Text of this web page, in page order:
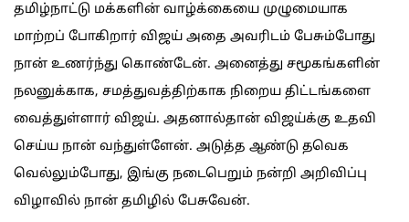
தமிழ்நாட்டு மக்களின் வாழ்க்கையை முழுமையாக
மாற்றப் போகிறார் விஜய் அதை அவரிடம் பேசும்போது
நான் உணர்ந்து கொண்டேன். அனைத்து சமூகங்களின்
நலனுக்காக, சமத்துவத்திற்காக நிறைய திட்டங்களை
வைத்துள்ளார் விஜய். அதனால்தான் விஜய்க்கு உதவி
செய்ய நான் வந்துள்ளேன். அடுத்த ஆண்டு தவெக
வெல்லும்போது, இங்கு நடைபெறும் நன்றி அறிவிப்பு
விழாவில் நான் தமிழில் பேசுவேன்.